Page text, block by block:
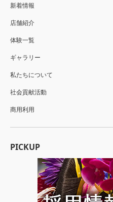
新着情報
店舗紹介
体験一覧
ギャラリー
私たちについて
社会貢献活動
商用利用
PICKUP